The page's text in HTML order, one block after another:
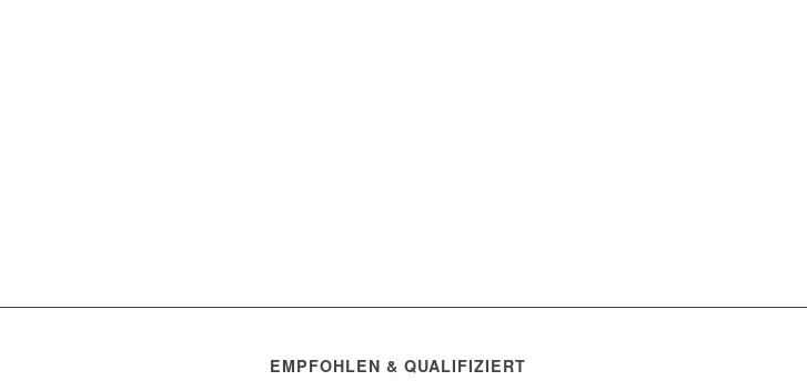
EMPFOHLEN & QUALIFIZIERT